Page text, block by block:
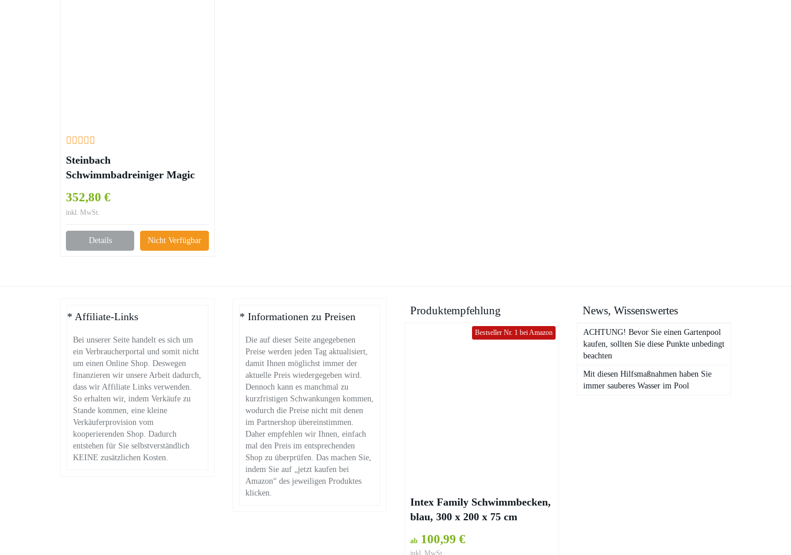
Steinbach
Schwimmbadreiniger Magic
352,80 €
inkl. MwSt.
Details Nicht Verfügbar
* Affiliate-Links
Bei unserer Seite handelt es sich um
ein Verbraucherportal und somit nicht
um einen Online Shop. Deswegen
finanzieren wir unsere Arbeit dadurch,
dass wir Affiliate Links verwenden.
So erhalten wir, indem Verkäufe zu
Stande kommen, eine kleine
Verkäuferprovision vom
kooperierenden Shop. Dadurch
entstehen für Sie selbstverständlich
KEINE zusätzlichen Kosten.
* Informationen zu Preisen
Die auf dieser Seite angegebenen
Preise werden jeden Tag aktualisiert,
damit Ihnen möglichst immer der
aktuelle Preis wiedergegeben wird.
Dennoch kann es manchmal zu
kurzfristigen Schwankungen kommen,
wodurch die Preise nicht mit denen
im Partnershop übereinstimmen.
Daher empfehlen wir Ihnen, einfach
mal den Preis im entsprechenden
Shop zu überprüfen. Das machen Sie,
indem Sie auf „jetzt kaufen bei
Amazon“ des jeweiligen Produktes
klicken.
Produktempfehlung
Bestseller Nr. 1 bei Amazon
Intex Family Schwimmbecken,
blau, 300 x 200 x 75 cm
ab 100,99 €
inkl. MwSt.
News, Wissenswertes
ACHTUNG! Bevor Sie einen Gartenpool
kaufen, sollten Sie diese Punkte unbedingt
beachten
Mit diesen Hilfsmaßnahmen haben Sie
immer sauberes Wasser im Pool